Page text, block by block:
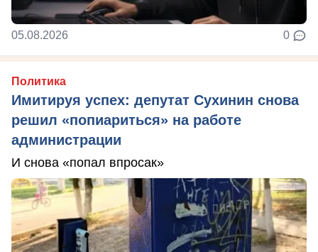
05.08.2026 0
Политика
Имитируя успех: депутат Сухинин снова
решил «попиариться» на работе
администрации
И снова «попал впросак»